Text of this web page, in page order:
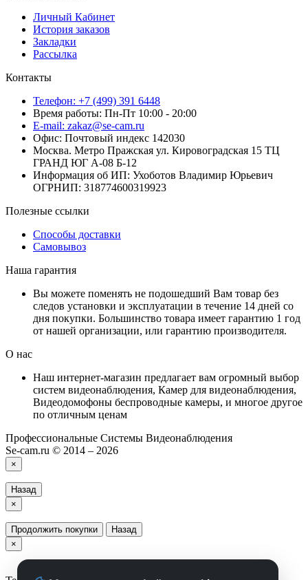
Личный Кабинет
История заказов
Закладки
Рассылка
Контакты
Телефон: +7 (499) 391 6448
Время работы: Пн-Пт 10:00 - 20:00
E-mail: zakaz@se-cam.ru
Офис: Почтовый индекс 142030
Москва. Метро Пражская ул. Кировоградская 15 ТЦ
ГРАНД ЮГ А-08 Б-12
Информация об ИП: Ухоботов Владимир Юрьевич
ОГРНИП: 318774600319923
Полезные ссылки
Способы доставки
Самовывоз
Наша гарантия
Вы можете поменять не подошедший Вам товар без
следов установки и эксплуатации в течение 14 дней со
дня покупки. Большинство товара имеет гарантию 1 год
от нашей организации, или гарантию производителя.
О нас
Наш интернет-магазин предлагает вам огромный выбор
систем видеонаблюдения, Камер для видеонаблюдения,
Видеодомофоны беспроводные камеры, и многое другое
по отличным ценам
Профессиональные Системы Видеонаблюдения
Se-cam.ru © 2014 – 2026
×
Назад
×
Продолжить покупки
Назад
×